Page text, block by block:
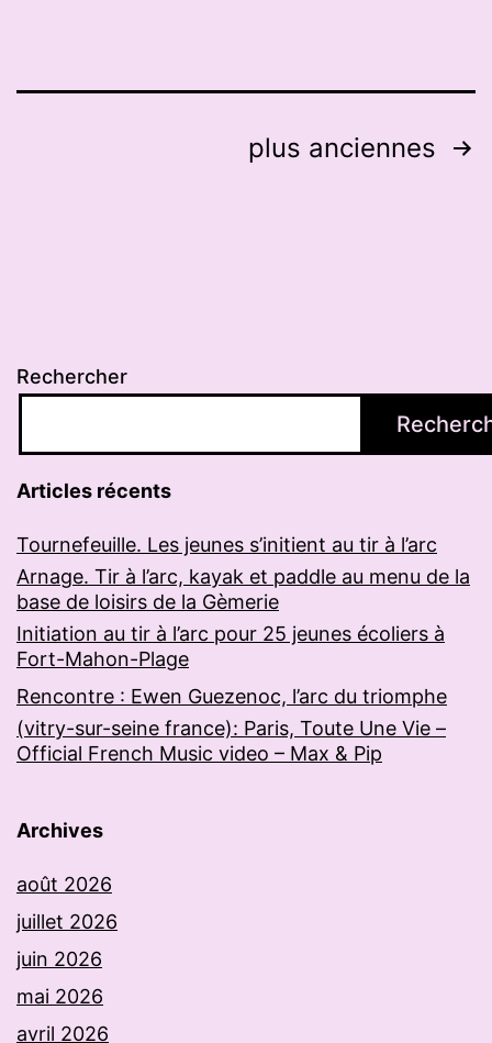
à
plus anciennes
Rechercher
Articles récents
Tournefeuille. Les jeunes s’initient au tir à l’arc
Arnage. Tir à l’arc, kayak et paddle au menu de la
base de loisirs de la Gèmerie
Initiation au tir à l’arc pour 25 jeunes écoliers à
Fort-Mahon-Plage
Rencontre : Ewen Guezenoc, l’arc du triomphe
(vitry-sur-seine france): Paris, Toute Une Vie –
Official French Music video – Max & Pip
Archives
août 2026
juillet 2026
juin 2026
mai 2026
avril 2026